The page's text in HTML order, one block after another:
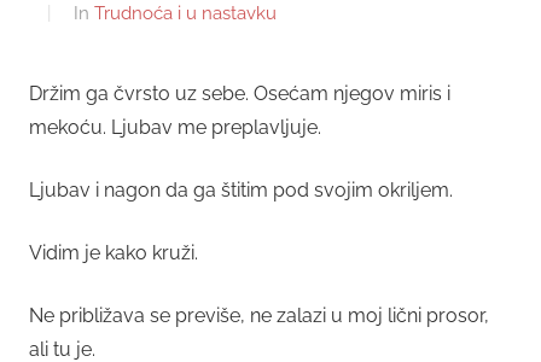
In Trudnoća i u nastavku
Držim ga čvrsto uz sebe. Osećam njegov miris i
mekoću. Ljubav me preplavljuje.
Ljubav i nagon da ga štitim pod svojim okriljem.
Vidim je kako kruži.
Ne približava se previše, ne zalazi u moj lični prosor,
ali tu je.